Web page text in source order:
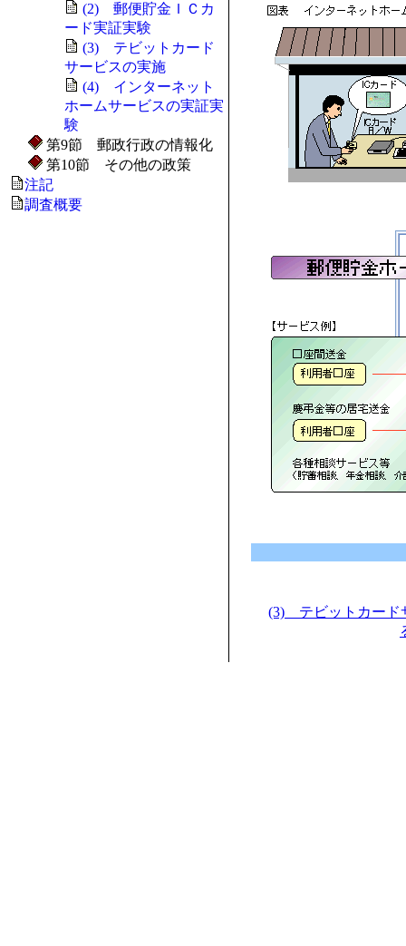
(2) 郵便貯金ＩＣカ
ード実証実験
(3) テビットカード
サービスの実施
(4) インターネット
ホームサービスの実証実
験
第9節 郵政行政の情報化
第10節 その他の政策
注記
調査概要
(3) テビットカー